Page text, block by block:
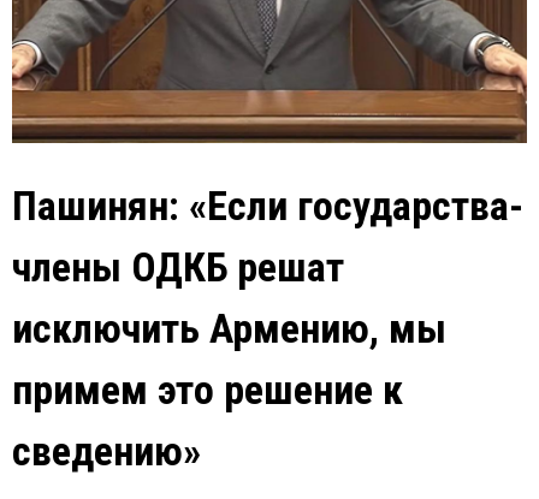
Пашинян: «Если государства-
члены ОДКБ решат
исключить Армению, мы
примем это решение к
сведению»